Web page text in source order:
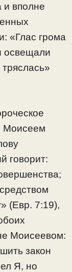
и вполне
«Глас грома
освещали
Моисеем
говорит:
(Евр. 7:19),
Моисеевом:
закон
Я, но